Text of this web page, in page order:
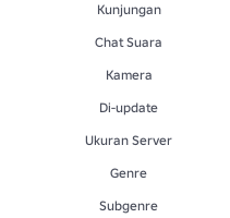
Kunjungan
Chat Suara
Kamera
Di-update
Ukuran Server
Genre
Subgenre